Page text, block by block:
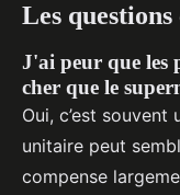
Les questions
J'ai peur que les
cher que le
Oui, c’est souvent
unitaire peut
compense